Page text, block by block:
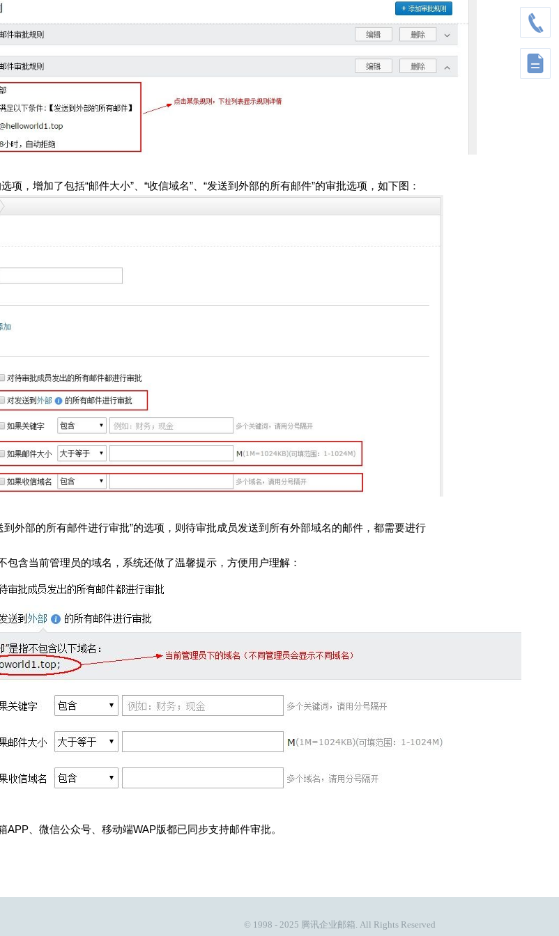
项，增加了包括“邮件大小” 、“收信域名”、“发送到外部的所有邮件”的审批选项，如下图：
到外部的所有邮件进行审批”的选项，则待审批成员发送到所有外部域名的邮件，都需要进行
包含当前管理员的域名，系统还做了温馨提示，方便用户理解：
APP 、微信公众号、移动端WAP版都已同步支持邮件审批。
© 1998 - 2025 腾讯企业邮箱. All Rights Reserved